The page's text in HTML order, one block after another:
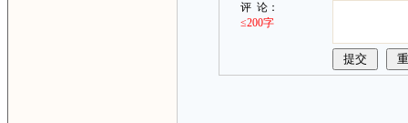
评 论：
≤200字